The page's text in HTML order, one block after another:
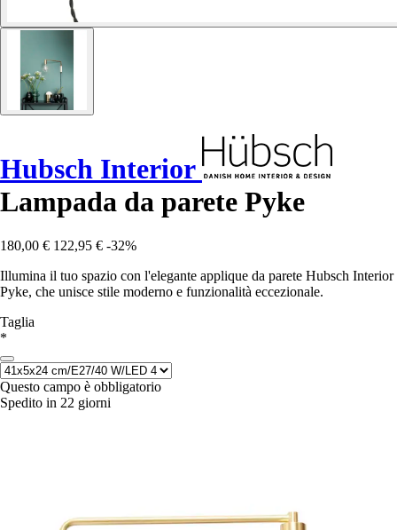
Hubsch Interior
Lampada da parete Pyke
180,00 € 122,95 € -32%
Illumina il tuo spazio con l'elegante applique da parete Hubsch Interior
Pyke, che unisce stile moderno e funzionalità eccezionale.
Taglia
*
Questo campo è obbligatorio
Spedito in 22 giorni